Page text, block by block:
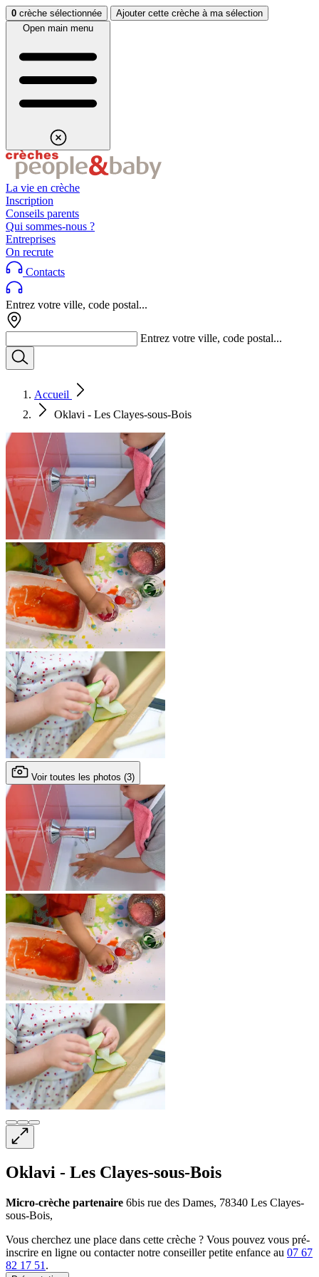
Aller au contenuAller au footer
0 crèche sélectionnée
Ajouter cette crèche à ma sélection
Open main menu
La vie en crèche
Inscription
Conseils parents
Qui sommes-nous ?
Entreprises
On recrute
Contacts
Entrez votre ville, code postal...
Entrez votre ville, code postal...
Accueil
Oklavi - Les Clayes-sous-Bois
Voir toutes les photos (3)
Oklavi - Les Clayes-sous-Bois
Micro-crèche partenaire 6bis rue des Dames, 78340 Les Clayes-
sous-Bois,
Vous cherchez une place dans cette crèche ? Vous pouvez vous pré-
inscrire en ligne ou contacter notre conseiller petite enfance au 07 67
82 17 51 .